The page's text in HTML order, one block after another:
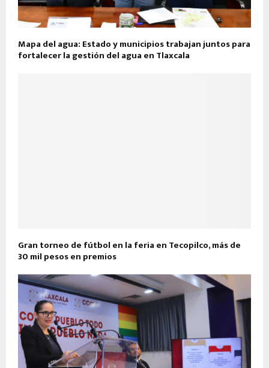
Mapa del agua: Estado y municipios trabajan juntos para
fortalecer la gestión del agua en Tlaxcala
Gran torneo de fútbol en la feria en Tecopilco, más de
30 mil pesos en premios